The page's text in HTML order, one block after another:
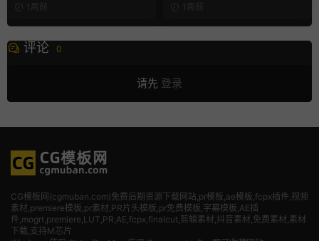
1周前 1周前
评论 0
请先 登录
CG模板网(cgmuban.com)免费后期资源下载网站,pr模板,ae模板,fcpx插件,视频
素材 ,premiere模板,pr素材,PR片头模板,pr免费模板,字幕模板,AE插
件,mogrt,premiere,LUT,PR,AE,fcpx,finalcut,剪辑素材,抖音素材,免费素材,素材
下载,支持M芯片